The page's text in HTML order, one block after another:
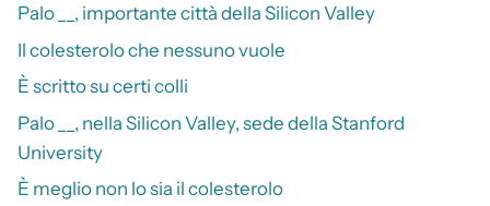
Palo __, importante città della Silicon Valley
Il colesterolo che nessuno vuole
È scritto su certi colli
Palo __, nella Silicon Valley, sede della Stanford
University
È meglio non lo sia il colesterolo